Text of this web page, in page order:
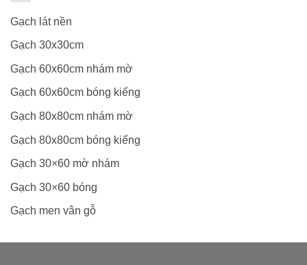
Gạch lát nền
Gạch 30x30cm
Gạch 60x60cm nhám mờ
Gạch 60x60cm bóng kiếng
Gạch 80x80cm nhám mờ
Gạch 80x80cm bóng kiếng
Gạch 30×60 mờ nhám
Gạch 30×60 bóng
Gạch men vân gỗ